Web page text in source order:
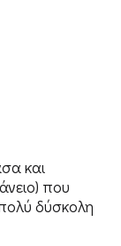
και
που
δύσκολη